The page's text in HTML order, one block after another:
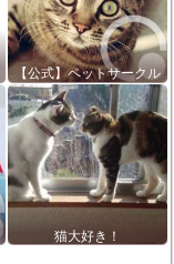
【公式】ペットサークル
猫大好き！